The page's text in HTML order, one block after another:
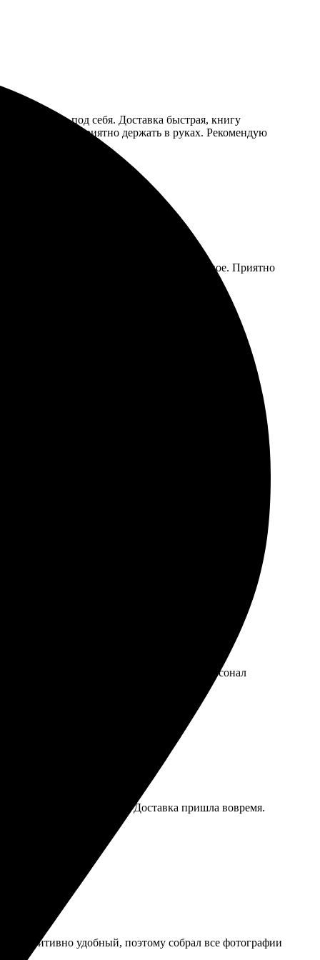
настроить под себя. Доставка быстрая, книгу
очень приятно держать в руках. Рекомендую
была выполнена в срок, качество отличное. Приятно
загрузила, и все. Получила книгу быстро, без
Обязательно повторю опыт!
яркие, качество на высоте! Приятно держать в
моменты!
все понятно. Работают быстро, в срок. Персонал
яркие и четкие. Доставка пришла вовремя.
интуитивно удобный, поэтому собрал все фотографии